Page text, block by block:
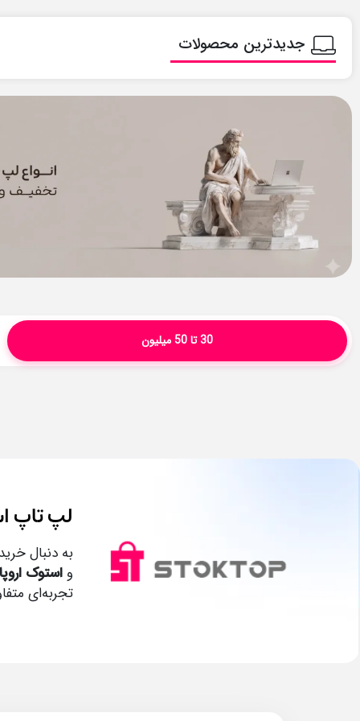
جدیدترین محصولات
30 تا 50 میلیون
لپ تاپ
به دنبال
و استوک
تجربه‌ای